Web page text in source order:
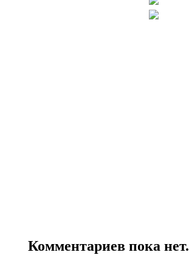
Комментариев пока нет.